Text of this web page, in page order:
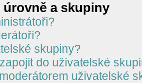
úrovně a skupiny
skupiny?
do uživatelské
uživatelské